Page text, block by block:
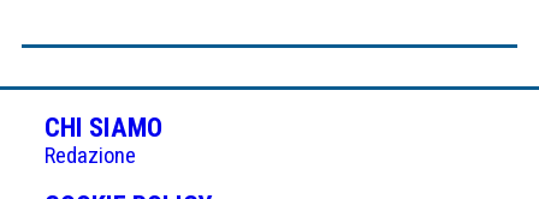
CHI SIAMO
Redazione